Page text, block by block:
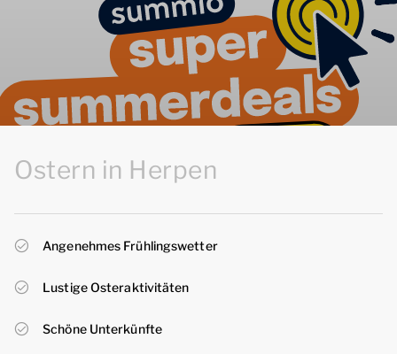
Ostern in Herpen
Angenehmes Frühlingswetter
Lustige Osteraktivitäten
Schöne Unterkünfte